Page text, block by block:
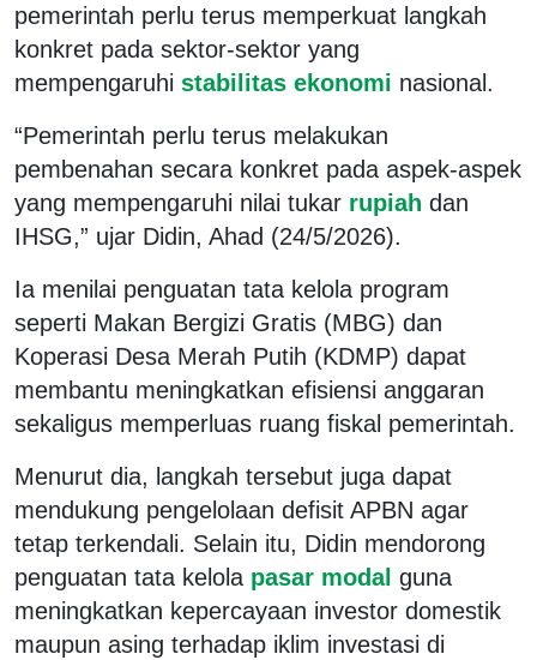
pemerintah perlu terus memperkuat langkah
konkret pada sektor-sektor yang
mempengaruhi stabilitas ekonomi nasional.
“Pemerintah perlu terus melakukan
pembenahan secara konkret pada aspek-aspek
yang mempengaruhi nilai tukar rupiah dan
IHSG,” ujar Didin, Ahad (24/5/2026).
Ia menilai penguatan tata kelola program
seperti Makan Bergizi Gratis (MBG) dan
Koperasi Desa Merah Putih (KDMP) dapat
membantu meningkatkan efisiensi anggaran
sekaligus memperluas ruang fiskal pemerintah.
Menurut dia, langkah tersebut juga dapat
mendukung pengelolaan defisit APBN agar
tetap terkendali. Selain itu, Didin mendorong
penguatan tata kelola pasar modal guna
meningkatkan kepercayaan investor domestik
maupun asing terhadap iklim investasi di